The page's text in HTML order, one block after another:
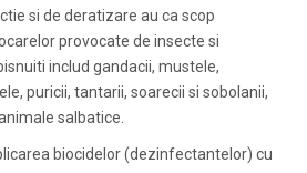
si de deratizare au ca scop
provocate de insecte si
includ gandacii, mustele,
puricii, tantarii, soarecii si sobolanii,
salbatice.
biocidelor (dezinfectantelor) cu